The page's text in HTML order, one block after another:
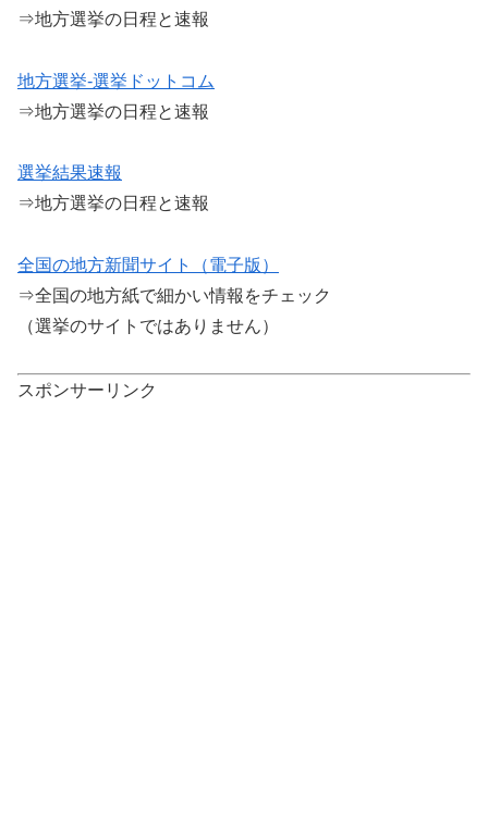
⇒地方選挙の日程と速報
地方選挙-選挙ドットコム
⇒地方選挙の日程と速報
選挙結果速報
⇒地方選挙の日程と速報
全国の地方新聞サイト（電子版）
⇒全国の地方紙で細かい情報をチェック
（選挙のサイトではありません）
スポンサーリンク